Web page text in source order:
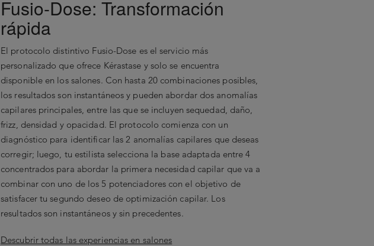
Fusio-Dose: Transformación
rápida
El protocolo distintivo Fusio-Dose es el servicio más
personalizado que ofrece Kérastase y solo se encuentra
disponible en los salones. Con hasta 20 combinaciones posibles,
los resultados son instantáneos y pueden abordar dos anomalías
capilares principales, entre las que se incluyen sequedad, daño,
frizz, densidad y opacidad. El protocolo comienza con un
diagnóstico para identificar las 2 anomalías capilares que deseas
corregir; luego, tu estilista selecciona la base adaptada entre 4
concentrados para abordar la primera necesidad capilar que va a
combinar con uno de los 5 potenciadores con el objetivo de
satisfacer tu segundo deseo de optimización capilar. Los
resultados son instantáneos y sin precedentes.
Descubrir todas las experiencias en salones